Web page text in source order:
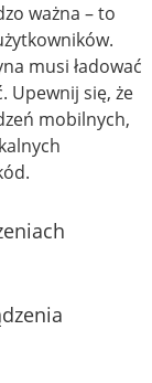
ważna – to
musi ładować
Upewnij się, że
mobilnych,